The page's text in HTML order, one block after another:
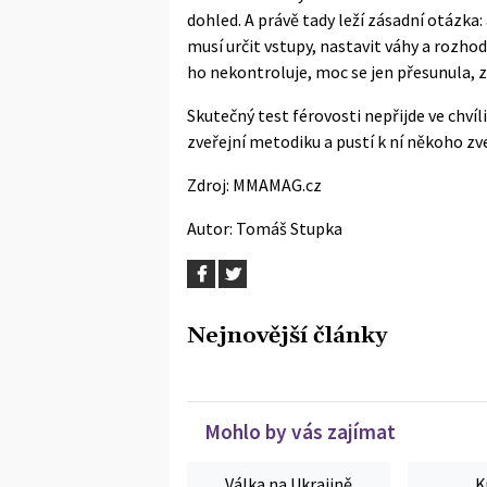
dohled. A právě tady leží zásadní
musí určit vstupy, nastavit váhy a
ho nekontroluje, moc se jen přesunula,
Skutečný test férovosti nepřijde ve
zveřejní metodiku a pustí k ní někoho
Zdroj: MMAMAG.cz
Autor: Tomáš Stupka
Nejnovější články
Mohlo by vás zajímat